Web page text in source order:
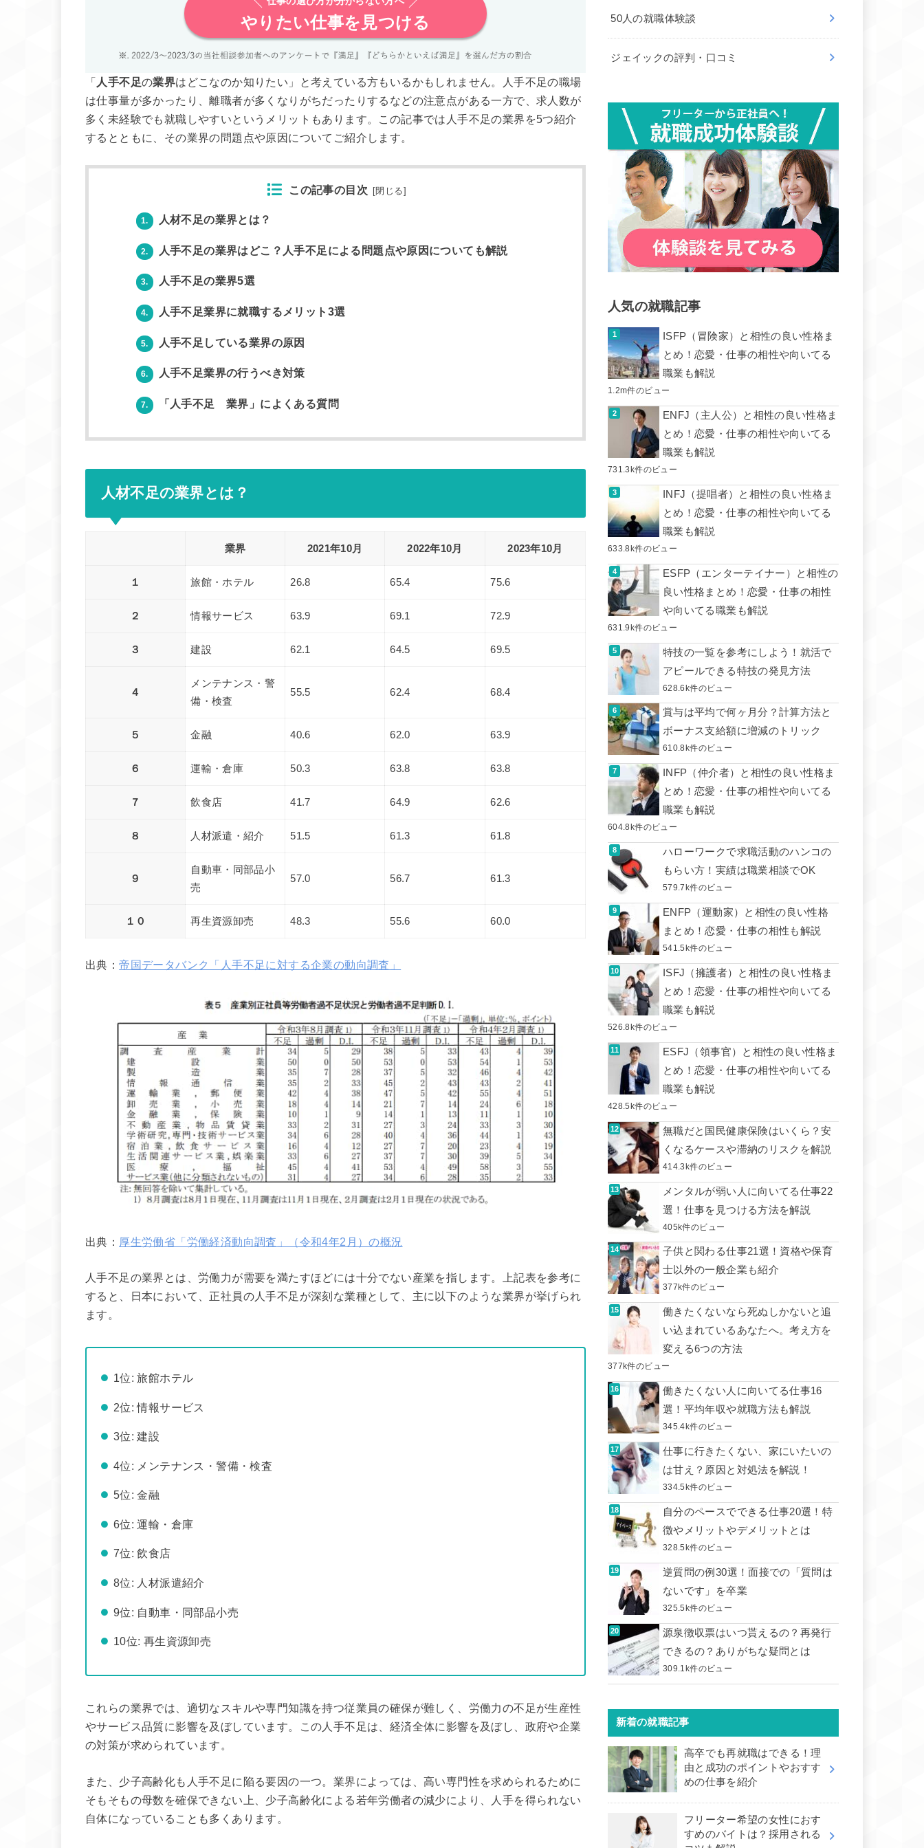
やりたい仕事を見つける
「 人手不足の業界はどこなのか知りたい」と考えている方もいるかもしれません。人手不足の職場
は仕事量が多かったり、離職者が多くなりがちだったりするなどの注意点がある一方で、求人数が
多く未経験でも就職しやすいというメリットもあります。この記事では人手不足の業界を5つ紹介
するとともに、その業界の問題点や原因についてご紹介します。
この記事の目次 [閉じる]
1. 人材不足の業界とは？
2. 人手不足の業界はどこ？人手不足による問題点や原因についても解説
3. 人手不足の業界5選
4. 人手不足業界に就職するメリット3選
5. 人手不足している業界の原因
6. 人手不足業界の行うべき対策
7. 「人手不足 業界」によくある質問
人材不足の業界とは？
業界 2021年10月 2022年10月 2023年10月
１ 旅館・ホテル 26.8 65.4 75.6
２ 情報サービス 63.9 69.1 72.9
３ 建設 62.1 64.5 69.5
４
メンテナンス・警
備・検査
55.5 62.4 68.4
５ 金融 40.6 62.0 63.9
６ 運輸・倉庫 50.3 63.8 63.8
７ 飲食店 41.7 64.9 62.6
８ 人材派遣・紹介 51.5 61.3 61.8
９
自動車・同部品小
売
57.0 56.7 61.3
１０ 再生資源卸売 48.3 55.6 60.0
出典：帝国データバンク「人手不足に対する企業の動向調査」
出典： 厚生労働省「労働経済動向調査」（令和4年2月）の概況
人手不足の業界とは、労働力が需要を満たすほどには十分でない産業を指します。上記表を参考に
すると、日本において、正社員の人手不足が深刻な業種として、主に以下のような業界が挙げられ
ます。
1位: 旅館ホテル
2位: 情報サービス
3位: 建設
4位: メンテナンス・警備・検査
5位: 金融
6位: 運輸・倉庫
7位: 飲食店
8位: 人材派遣紹介
9位: 自動車・同部品小売
10位: 再生資源卸売
これらの業界では、適切なスキルや専門知識を持つ従業員の確保が難しく、労働力の不足が生産性
やサービス品質に影響を及ぼしています。この人手不足は、経済全体に影響を及ぼし、政府や企業
の対策が求められています。
また、少子高齢化も人手不足に陥る要因の一つ。業界によっては、高い専門性を求められるために
そもそもの母数を確保できない上、少子高齢化による若年労働者の減少により、人手を得られない
自体になっていることも多くあります。
50人の就職体験談
ジェイックの評判・口コミ
人気の就職記事
ISFP（冒険家）と相性の良い性格ま
とめ！恋愛・仕事の相性や向いてる
職業も解説
1.2m件のビュー
ENFJ（主人公）と相性の良い性格ま
とめ！恋愛・仕事の相性や向いてる
職業も解説
731.3k件のビュー
INFJ（提唱者）と相性の良い性格ま
とめ！恋愛・仕事の相性や向いてる
職業も解説
633.8k件のビュー
ESFP（エンターテイナー）と相性の
良い性格まとめ！恋愛・仕事の相性
や向いてる職業も解説
631.9k件のビュー
特技の一覧を参考にしよう！就活で
アピールできる特技の発見方法
628.6k件のビュー
賞与は平均で何ヶ月分？計算方法と
ボーナス支給額に増減のトリック
610.8k件のビュー
INFP（仲介者）と相性の良い性格ま
とめ！恋愛・仕事の相性や向いてる
職業も解説
604.8k件のビュー
ハローワークで求職活動のハンコの
もらい方！実績は職業相談でOK
579.7k件のビュー
ENFP（運動家）と相性の良い性格
まとめ！恋愛・仕事の相性も解説
541.5k件のビュー
ISFJ（擁護者）と相性の良い性格ま
とめ！恋愛・仕事の相性や向いてる
職業も解説
526.8k件のビュー
ESFJ（領事官）と相性の良い性格ま
とめ！恋愛・仕事の相性や向いてる
職業も解説
428.5k件のビュー
無職だと国民健康保険はいくら？安
くなるケースや滞納のリスクを解説
414.3k件のビュー
メンタルが弱い人に向いてる仕事22
選！仕事を見つける方法を解説
405k件のビュー
子供と関わる仕事21選！資格や保育
士以外の一般企業も紹介
377k件のビュー
働きたくないなら死ぬしかないと追
い込まれているあなたへ。考え方を
変える6つの方法
377k件のビュー
働きたくない人に向いてる仕事16
選！平均年収や就職方法も解説
345.4k件のビュー
仕事に行きたくない、家にいたいの
は甘え？原因と対処法を解説！
334.5k件のビュー
自分のペースでできる仕事20選！特
徴やメリットやデメリットとは
328.5k件のビュー
逆質問の例30選！面接での「質問は
ないです」を卒業
325.5k件のビュー
源泉徴収票はいつ貰えるの？再発行
できるの？ありがちな疑問とは
309.1k件のビュー
新着の就職記事
高卒でも再就職はできる！理
由と成功のポイントやおすす
めの仕事を紹介
フリーター希望の女性におす
すめのバイトは？採用される